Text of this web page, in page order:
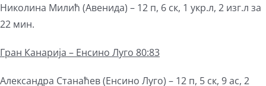
Николина Милић (Авенида) – 12 п, 6 ск, 1 укр.л, 2 изг.л за
22 мин.
Гран Канарија – Енсино Луго 80:83
Александра Станаћев (Енсино Луго) – 12 п, 5 ск, 9 ас, 2